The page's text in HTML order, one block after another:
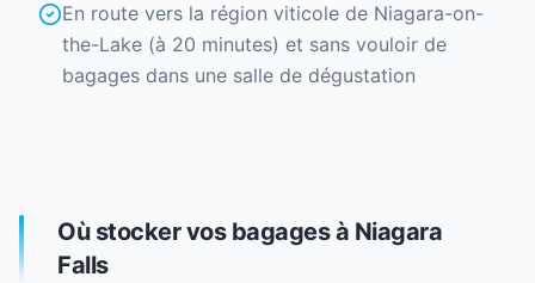
En route vers la région viticole de Niagara-on-
the-Lake (à 20 minutes) et sans vouloir de
bagages dans une salle de dégustation
Où stocker vos bagages à Niagara
Falls